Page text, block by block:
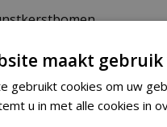
maakt gebruik
gebruikt cookies om uw
u in met alle cookies in